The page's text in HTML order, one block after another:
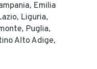
Emilia
Liguria,
Puglia,
Alto Adige,